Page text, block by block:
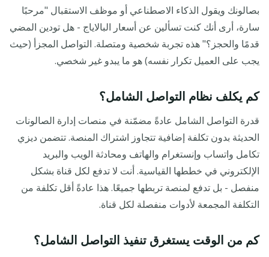
بصالونك ويقول الذكاء الاصطناعي أو موظف الاستقبال "مرحبًا
سارة، أرى أنك كنت تسألين عن أسعار البالاياج - هل تودين المضي
قدمًا والحجز؟" هذه تجربة شخصية ومتصلة. التواصل المجزأ (حيث
يجب على العميل تكرار نفسه) هو ما يبدو غير شخصي.
كم يكلف نظام التواصل الشامل؟
قدرة التواصل الشامل عادةً مضمّنة في منصات إدارة الصالونات
الحديثة بدون تكلفة إضافية تتجاوز اشتراك المنصة. تتضمن ديزي
تكامل واتساب وإنستغرام والهاتف ومحادثة الويب والبريد
الإلكتروني في خططها القياسية. أنت لا تدفع لكل قناة بشكل
منفصل - بل تدفع لمنصة تربطها جميعًا. هذا عادةً أقل تكلفة من
التكلفة المجمعة لأدوات منفصلة لكل قناة.
كم من الوقت يستغرق تنفيذ التواصل الشامل؟